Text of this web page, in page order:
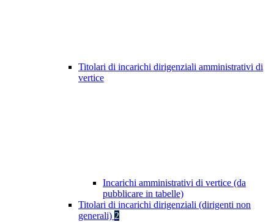
Titolari di incarichi dirigenziali amministrativi di
vertice
Incarichi amministrativi di vertice (da
pubblicare in tabelle)
Titolari di incarichi dirigenziali (dirigenti non
generali) 2